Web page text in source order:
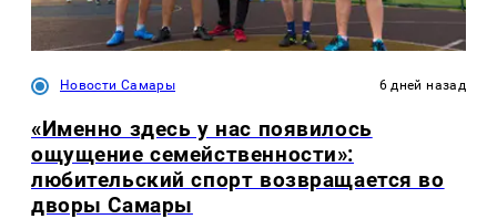
Новости Самары 6 дней назад
«Именно здесь у нас появилось
ощущение семейственности»:
любительский спорт возвращается во
дворы Самары